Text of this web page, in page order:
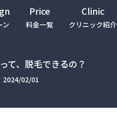
ン
Price
料金一覧
Clinic
クリニック紹介
て、脱毛できるの？
2024/02/01